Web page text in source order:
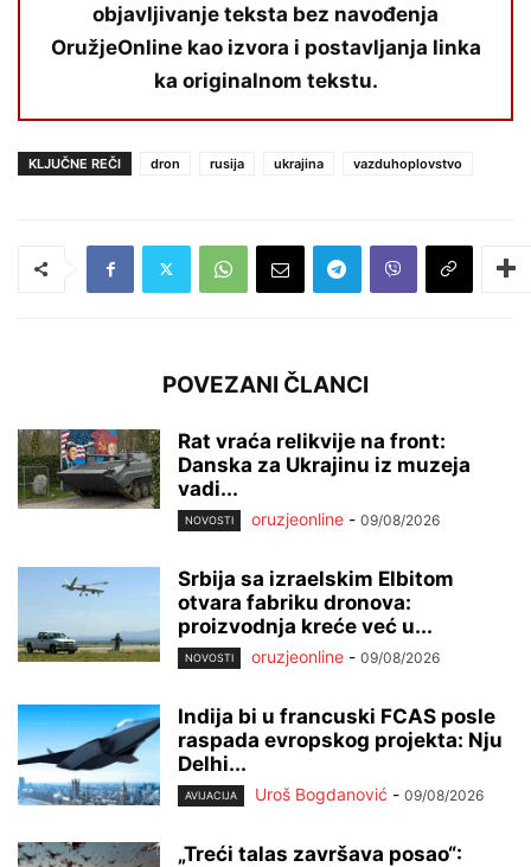
objavljivanje teksta bez navođenja
OružjeOnline kao izvora i postavljanja linka
ka originalnom tekstu.
KLJUČNE REČI dron rusija ukrajina vazduhoplovstvo
POVEZANI ČLANCI
Rat vraća relikvije na front:
Danska za Ukrajinu iz muzeja
vadi...
NOVOSTI oruzjeonline - 09/08/2026
Srbija sa izraelskim Elbitom
otvara fabriku dronova:
proizvodnja kreće već u...
NOVOSTI oruzjeonline - 09/08/2026
Indija bi u francuski FCAS posle
raspada evropskog projekta: Nju
Delhi...
AVIJACIJA Uroš Bogdanović - 09/08/2026
„Treći talas završava posao“: